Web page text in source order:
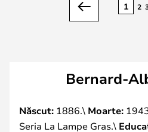
Anterior
1 2
Bernard-
Născut: 1886.\ Moarte:
Seria La Lampe Gras.\